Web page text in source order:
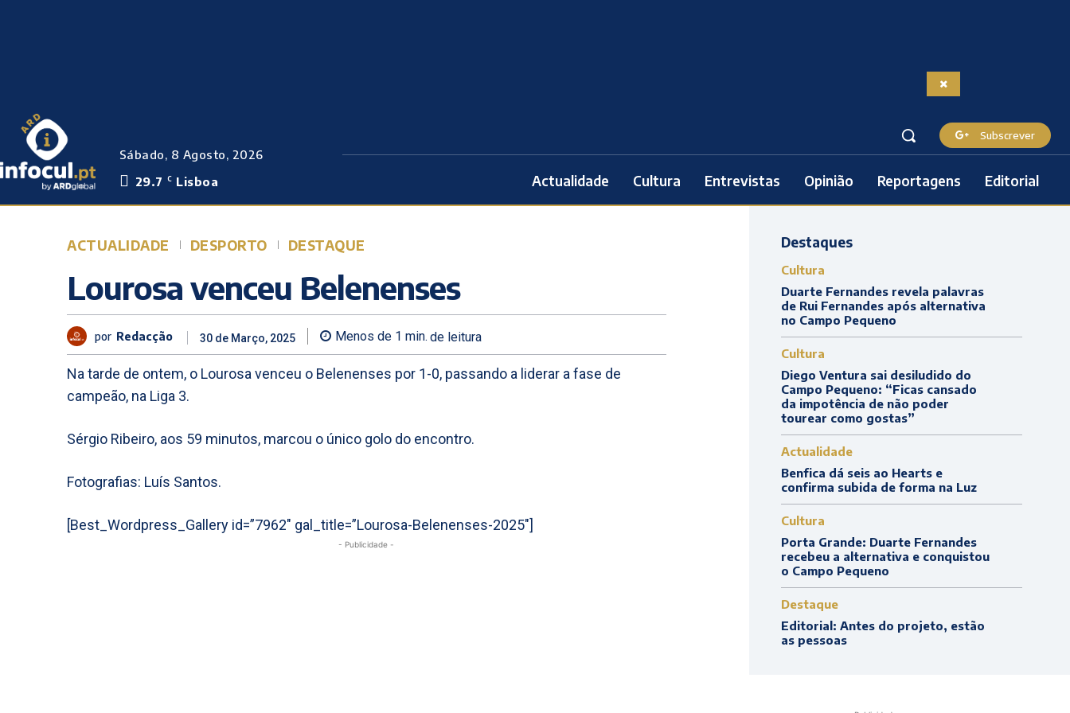
Sábado, 8 Agosto, 2026
29.7
C Lisboa
Subscrever
Actualidade Cultura Entrevistas Opinião Reportagens Editorial
ACTUALIDADE DESPORTO DESTAQUE
Lourosa venceu Belenenses
por Redacção 30 de Março, 2025 Menos de 1 min. de leitura
Na tarde de ontem, o Lourosa venceu o Belenenses por 1-0, passando a liderar a fase de
campeão, na Liga 3.
Sérgio Ribeiro, aos 59 minutos, marcou o único golo do encontro.
Fotografias: Luís Santos.
[Best_Wordpress_Gallery id=”7962″ gal_title=”Lourosa-Belenenses-2025″]
- Publicidade -
Destaques
Cultura
Duarte Fernandes revela palavras
de Rui Fernandes após alternativa
no Campo Pequeno
Cultura
Diego Ventura sai desiludido do
Campo Pequeno: “Ficas cansado
da impotência de não poder
tourear como gostas”
Actualidade
Benfica dá seis ao Hearts e
confirma subida de forma na Luz
Cultura
Porta Grande: Duarte Fernandes
recebeu a alternativa e conquistou
o Campo Pequeno
Destaque
Editorial: Antes do projeto, estão
as pessoas